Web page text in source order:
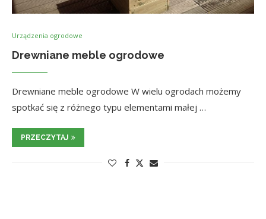
Urządzenia ogrodowe
Drewniane meble ogrodowe
Drewniane meble ogrodowe W wielu ogrodach możemy
spotkać się z różnego typu elementami małej …
PRZECZYTAJ